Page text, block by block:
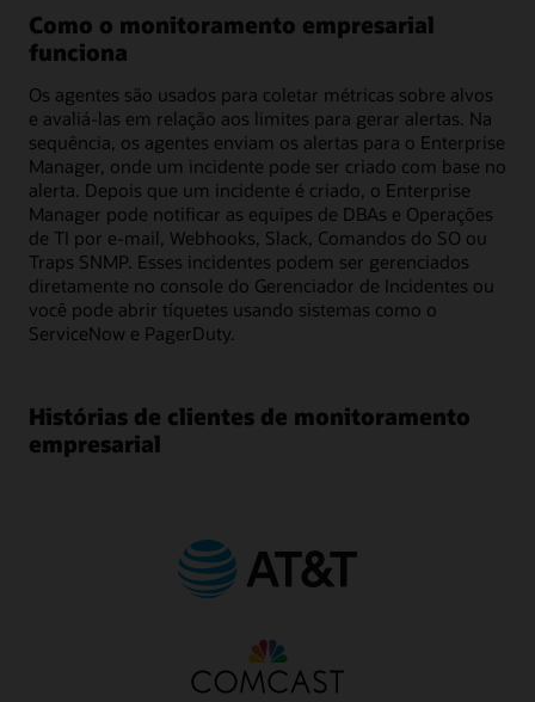
Como o monitoramento empresarial
funciona
Os agentes são usados para coletar métricas sobre alvos
e avaliá-las em relação aos limites para gerar alertas. Na
sequência, os agentes enviam os alertas para o Enterprise
Manager, onde um incidente pode ser criado com base no
alerta. Depois que um incidente é criado, o Enterprise
Manager pode notificar as equipes de DBAs e Operações
de TI por e-mail, Webhooks, Slack, Comandos do SO ou
Traps SNMP. Esses incidentes podem ser gerenciados
diretamente no console do Gerenciador de Incidentes ou
você pode abrir tíquetes usando sistemas como o
ServiceNow e PagerDuty.
Histórias de clientes de monitoramento
empresarial